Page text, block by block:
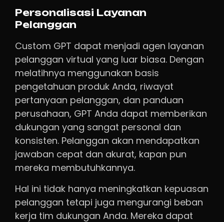
Personalisasi Layanan
Pelanggan
Custom GPT dapat menjadi agen layanan
pelanggan virtual yang luar biasa. Dengan
melatihnya menggunakan basis
pengetahuan produk Anda, riwayat
pertanyaan pelanggan, dan panduan
perusahaan, GPT Anda dapat memberikan
dukungan yang sangat personal dan
konsisten. Pelanggan akan mendapatkan
jawaban cepat dan akurat, kapan pun
mereka membutuhkannya.
Hal ini tidak hanya meningkatkan kepuasan
pelanggan tetapi juga mengurangi beban
kerja tim dukungan Anda. Mereka dapat